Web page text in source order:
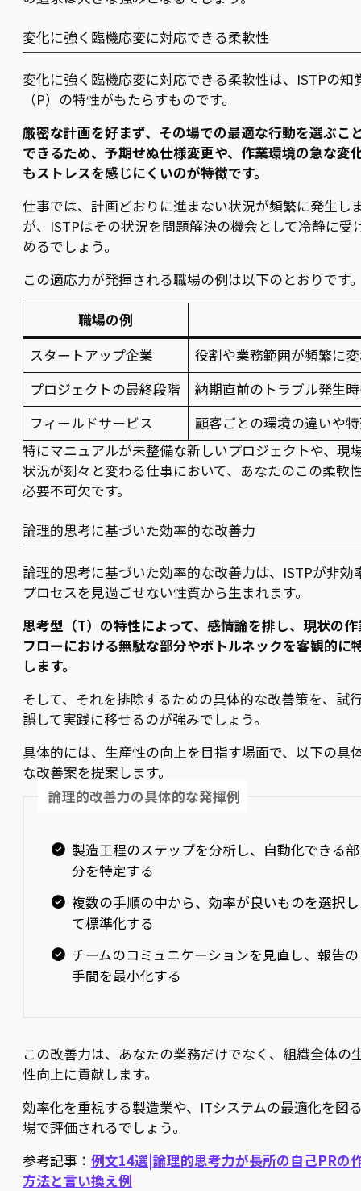
変化に強く臨機応変に対応できる柔軟性
変化に強く臨機応変に対応できる柔軟性は、ISTPの知
（P）の特性がもたらすものです。
厳密な計画を好まず、その場での最適な行動を選ぶこ
できるため、予期せぬ仕様変更や、作業環境の急な変
もストレスを感じにくいのが特徴です。
仕事では、計画どおりに進まない状況が頻繁に発生し
が、ISTPはその状況を問題解決の機会として冷静に受
めるでしょう。
この適応力が発揮される職場の例は以下のとおりです
職場の例
スタートアップ企業
役割や業務範囲が頻繁に
プロジェクトの最終段階
納期直前のトラブル発生
フィールドサービス
顧客ごとの環境の違いや
特にマニュアルが未整備な新しいプロジェクトや、現
状況が刻々と変わる仕事において、あなたのこの柔軟
必要不可欠です。
論理的思考に基づいた効率的な改善力
論理的思考に基づいた効率的な改善力は、ISTPが非効
プロセスを見過ごせない性質から生まれます。
思考型（T）の特性によって、感情論を排し、現状の
フローにおける無駄な部分やボトルネックを客観的に
します。
そして、それを排除するための具体的な改善策を、試
誤して実践に移せるのが強みでしょう。
具体的には、生産性の向上を目指す場面で、以下の具
な改善案を提案します。
論理的改善力の具体的な発揮例
製造工程のステップを分析し、自動化できる部
分を特定する
複数の手順の中から、効率が良いものを選択し
て標準化する
チームのコミュニケーションを見直し、報告の
手間を最小化する
この改善力は、あなたの業務だけでなく、組織全体の
性向上に貢献します。
効率化を重視する製造業や、ITシステムの最適化を図
場で評価されるでしょう。
参考記事： 例文14選|論理的思考力が長所の自己PRの
方法と言い換え例